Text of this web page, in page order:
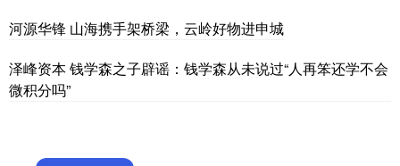
河源华锋 山海携手架桥梁，云岭好物进申城
泽峰资本 钱学森之子辟谣：钱学森从未说过“人再笨还学不会
微积分吗”